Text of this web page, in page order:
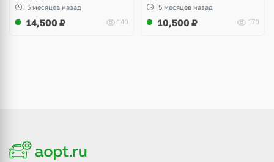
5 месяцев назад
14,500 ₽ 140
5 месяцев назад
10,500 ₽ 170